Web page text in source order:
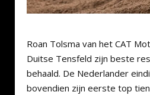
Roan Tolsma van het CAT
Duitse Tensfeld zijn beste
behaald. De Nederlander
bovendien zijn eerste top